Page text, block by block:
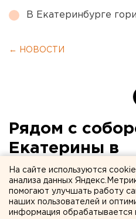
В Екатеринбурге
← НОВОСТИ
Рядом с
Екатерины в
скейт-парк и
На сайте используются
анализа данных
помогают улучшать работу
наших пользователей и
информация обрабатывается